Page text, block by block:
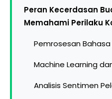
Peran Kecerdasan
Memahami Perilaku
Pemrosesan Bahasa
Machine Learning
Analisis Sentimen